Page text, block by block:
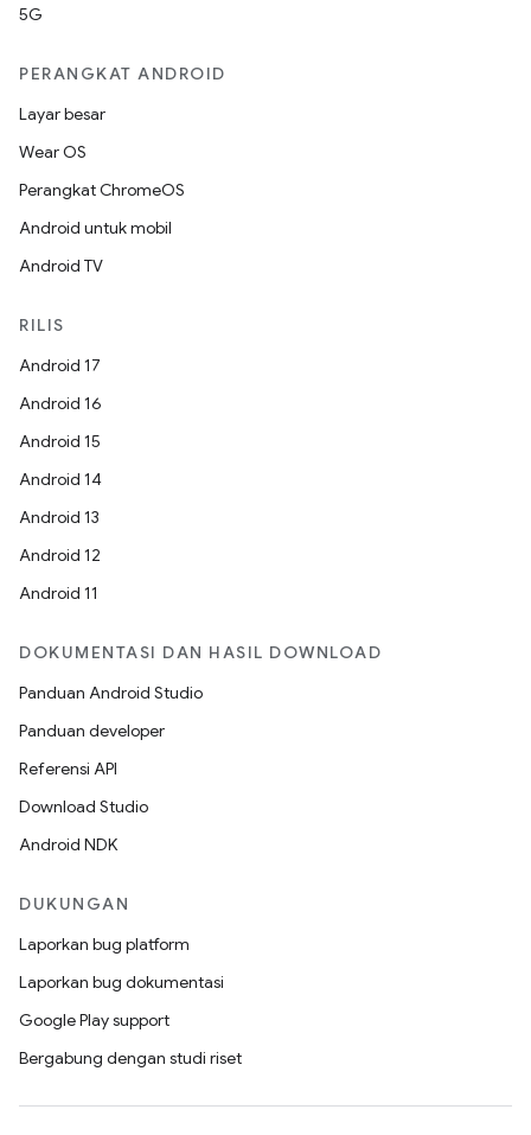
5G
PERANGKAT ANDROID
Layar besar
Wear OS
Perangkat ChromeOS
Android untuk mobil
Android TV
RILIS
Android 17
Android 16
Android 15
Android 14
Android 13
Android 12
Android 11
DOKUMENTASI DAN HASIL DOWNLOAD
Panduan Android Studio
Panduan developer
Referensi API
Download Studio
Android NDK
DUKUNGAN
Laporkan bug platform
Laporkan bug dokumentasi
Google Play support
Bergabung dengan studi riset